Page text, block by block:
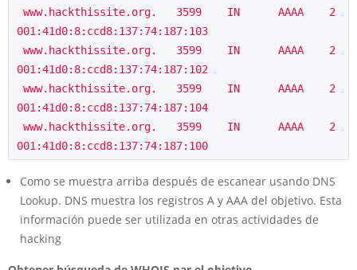
001:41d0:8:ccd8:137:74:187:103
001:41d0:8:ccd8:137:74:187:102
001:41d0:8:ccd8:137:74:187:104
001:41d0:8:ccd8:137:74:187:100
Como se muestra arriba después de escanear usando DNS
Lookup. DNS muestra los registros A y AAA del objetivo. Esta
información puede ser utilizada en otras actividades de
hacking